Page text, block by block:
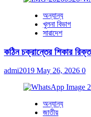
অন্যান্য
খুলনা বিভাগ
সারাদেশ
কঠিন চক্রান্তের শিকার
admi2019 May 26, 2026 0
অন্যান্য
জাতীয়